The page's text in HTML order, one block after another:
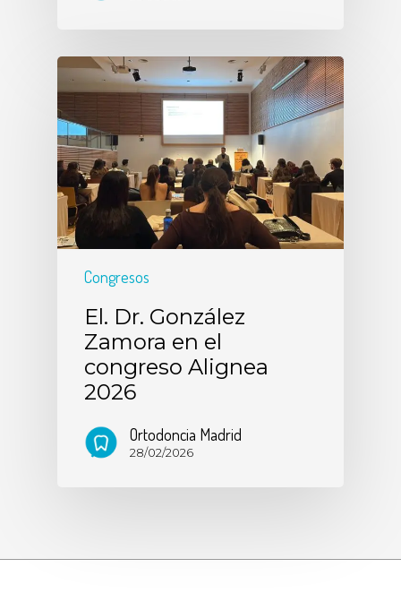
Congresos
El. Dr. González
Zamora en el
congreso Alignea
2026
Ortodoncia Madrid
28/02/2026